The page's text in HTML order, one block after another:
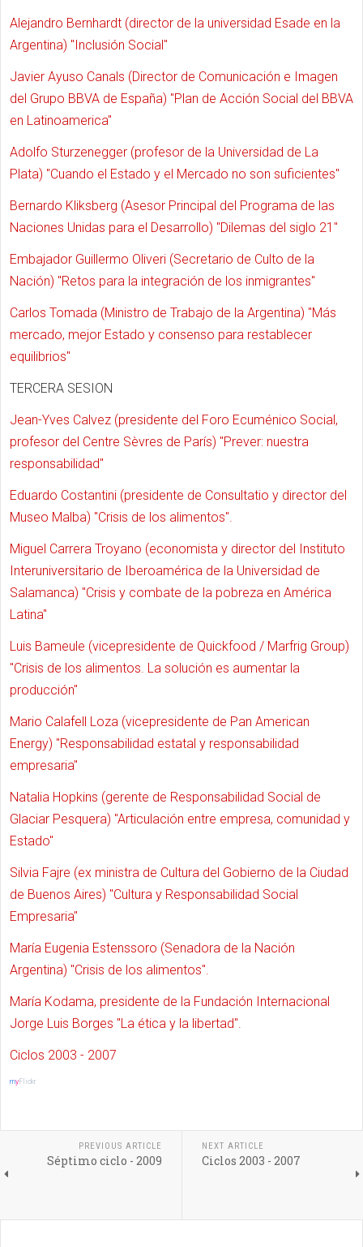
Alejandro Bernhardt (director de la universidad Esade en la
Argentina) "Inclusión Social"
Javier Ayuso Canals (Director de Comunicación e Imagen
del Grupo BBVA de España) "Plan de Acción Social del BBVA
en Latinoamerica"
Adolfo Sturzenegger (profesor de la Universidad de La
Plata) "Cuando el Estado y el Mercado no son suficientes"
Bernardo Kliksberg (Asesor Principal del Programa de las
Naciones Unidas para el Desarrollo) "Dilemas del siglo 21"
Embajador Guillermo Oliveri (Secretario de Culto de la
Nación) "Retos para la integración de los inmigrantes"
Carlos Tomada (Ministro de Trabajo de la Argentina) "Más
mercado, mejor Estado y consenso para restablecer
equilibrios"
TERCERA SESION
Jean-Yves Calvez (presidente del Foro Ecuménico Social,
profesor del Centre Sèvres de París) "Prever: nuestra
responsabilidad"
Eduardo Costantini (presidente de Consultatio y director del
Museo Malba) "Crisis de los alimentos".
Miguel Carrera Troyano (economista y director del Instituto
Interuniversitario de Iberoamérica de la Universidad de
Salamanca) "Crisis y combate de la pobreza en América
Latina"
Luis Bameule (vicepresidente de Quickfood / Marfrig Group)
"Crisis de los alimentos. La solución es aumentar la
producción"
Mario Calafell Loza (vicepresidente de Pan American
Energy) "Responsabilidad estatal y responsabilidad
empresaria"
Natalia Hopkins (gerente de Responsabilidad Social de
Glaciar Pesquera) "Articulación entre empresa, comunidad y
Estado"
Silvia Fajre (ex ministra de Cultura del Gobierno de la Ciudad
de Buenos Aires) "Cultura y Responsabilidad Social
Empresaria"
María Eugenia Estenssoro (Senadora de la Nación
Argentina) "Crisis de los alimentos".
María Kodama, presidente de la Fundación Internacional
Jorge Luis Borges "La ética y la libertad".
Ciclos 2003 - 2007
my Flickr
PREVIOUS ARTICLE
Séptimo ciclo - 2009
NEXT ARTICLE
Ciclos 2003 - 2007